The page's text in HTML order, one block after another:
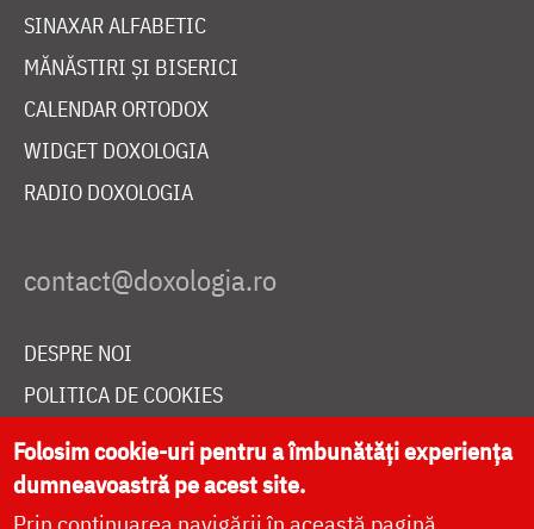
SINAXAR ALFABETIC
MĂNĂSTIRI ȘI BISERICI
CALENDAR ORTODOX
WIDGET DOXOLOGIA
RADIO DOXOLOGIA
DESPRE NOI
POLITICA DE COOKIES
DONEAZĂ ONLINE PENTRU CATEDRALA NAȚIONALĂ
Folosim cookie-uri pentru a îmbunătăți experiența
dumneavoastră pe acest site.